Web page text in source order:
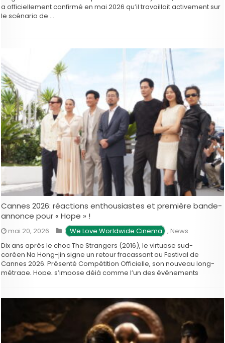
a officiellement confirmé en mai 2026 qu’il travaillait activement sur
le scénario de …
Cannes 2026: réactions enthousiastes et première bande-
annonce pour « Hope » !
mai 20, 2026 We Love Worldwide Cinema , News
Dix ans après le choc The Strangers (2016), le virtuose sud-
coréen Na Hong-jin signe un retour fracassant au Festival de
Cannes 2026. Présenté Compétition Officielle, son nouveau long-
métrage, Hope, s’impose déjà comme l’un des événements
…